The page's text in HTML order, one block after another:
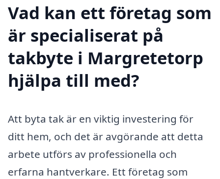
Vad kan ett företag som
är specialiserat på
takbyte i Margretetorp
hjälpa till med?
Att byta tak är en viktig investering för
ditt hem, och det är avgörande att detta
arbete utförs av professionella och
erfarna hantverkare. Ett företag som